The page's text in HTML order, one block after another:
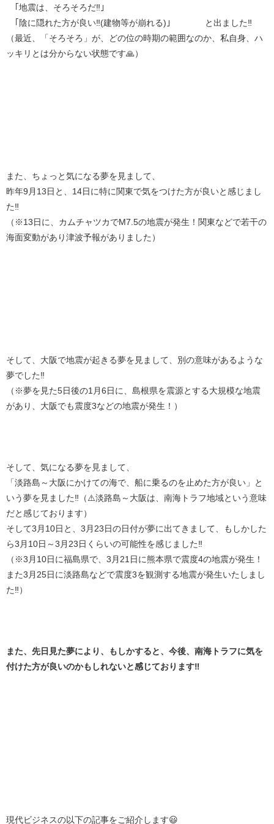
｢地震は、そろそろだ‼️｣
｢陰に隠れた方が良い‼️(建物等が崩れる)｣ と出ました‼️
（最近、「そろそろ」が、どの位の時期の範囲なのか、私自身、ハ
ッキリとは分からない状態です🙏）
また、ちょっと気になる夢を見まして、
昨年9月13日と、14日に特に関東で気をつけた方が良いと感じまし
た‼️
（※13日に、カムチャツカでM7.5の地震が発生！関東などで若干の
海面変動があり津波予報がありました）
そして、大阪で地震が起きる夢を見まして、別の意味があるような
夢でした‼️
（※夢を見た5日後の1月6日に、島根県を震源とする大規模な地震
があり、大阪でも震度3などの地震が発生！）
そして、気になる夢を見まして、
「淡路島～大阪にかけての海で、船に乗るのを止めた方が良い」と
いう夢を見ました‼️（⚠️淡路島～大阪は、南海トラフ地域という意味
だと感じております）
そして3月10日と、3月23日の日付が夢に出てきまして、もしかした
ら3月10日～3月23日くらいの可能性を感じました‼️
（※3月10日に福島県で、3月21日に熊本県で震度4の地震が発生！
また3月25日に淡路島などで震度3を観測する地震が発生いたしまし
た‼️）
また、先日見た夢により、もしかすると、今後、南海トラフに気を
付けた方が良いのかもしれないと感じております‼️
現代ビジネスの以下の記事をご紹介します😃